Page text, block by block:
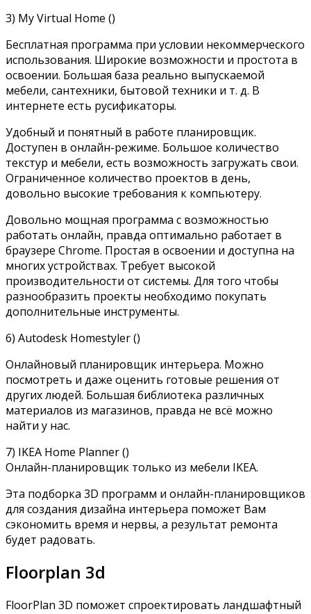
3) My Virtual Home ()
Бесплатная программа при условии некоммерческого
использования. Широкие возможности и простота в
освоении. Большая база реально выпускаемой
мебели, сантехники, бытовой техники и т. д. В
интернете есть русификаторы.
Удобный и понятный в работе планировщик.
Доступен в онлайн-режиме. Большое количество
текстур и мебели, есть возможность загружать свои.
Ограниченное количество проектов в день,
довольно высокие требования к компьютеру.
Довольно мощная программа с возможностью
работать онлайн, правда оптимально работает в
браузере Chrome. Простая в освоении и доступна на
многих устройствах. Требует высокой
производительности от системы. Для того чтобы
разнообразить проекты необходимо покупать
дополнительные инструменты.
6) Autodesk Homestyler ()
Онлайновый планировщик интерьера. Можно
посмотреть и даже оценить готовые решения от
других людей. Большая библиотека различных
материалов из магазинов, правда не всё можно
найти у нас.
7) IKEA Home Planner ()
Онлайн-планировщик только из мебели IKEA.
Эта подборка 3D программ и онлайн-планировщиков
для создания дизайна интерьера поможет Вам
сэкономить время и нервы, а результат ремонта
будет радовать.
Floorplan 3d
FloorPlan 3D поможет спроектировать ландшафтный